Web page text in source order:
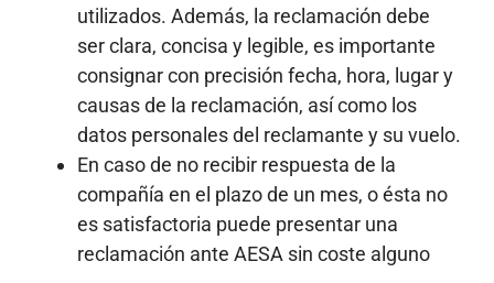
utilizados. Además, la reclamación debe
ser clara, concisa y legible, es importante
consignar con precisión fecha, hora, lugar y
causas de la reclamación, así como los
datos personales del reclamante y su vuelo.
En caso de no recibir respuesta de la
compañía en el plazo de un mes, o ésta no
es satisfactoria puede presentar una
reclamación ante AESA sin coste alguno